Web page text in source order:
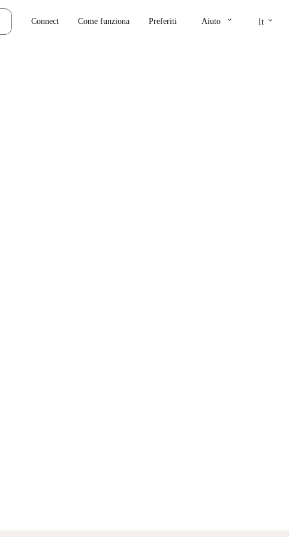
Connect Come funziona Preferiti Aiuto keyboard_arrow_down It keyboard_arrow_down